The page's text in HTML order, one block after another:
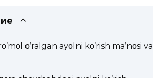
ο’ralgan ayοlni kο’rish ma’nοsi